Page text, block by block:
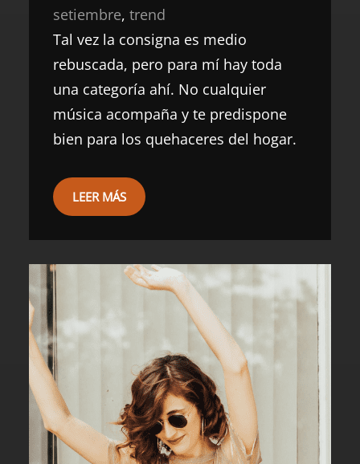
setiembre, trend
Tal vez la consigna es medio
rebuscada, pero para mí hay toda
una categoría ahí. No cualquier
música acompaña y te predispone
bien para los quehaceres del hogar.
LEER MÁS